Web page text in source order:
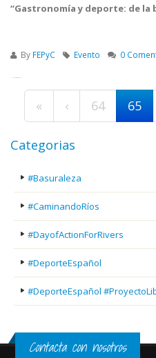
“Gastronomía y deporte: de la
By FEPyC Evento 0
Páginas
« ‹ 64 65
Categorias
#Basuraleza
#CaminandoRíos
#DayofActionForRivers
#DeporteEspañol
#DeporteEspañol
Contacta con nosotros